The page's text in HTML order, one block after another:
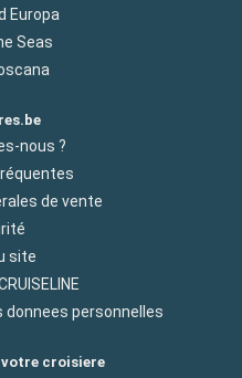
Europa
Seas
nous ?
de vente
site
personnelles
croisiere